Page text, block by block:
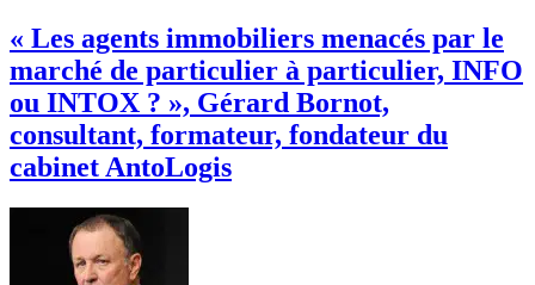
« Les agents immobiliers menacés par le
marché de particulier à particulier, INFO
ou INTOX ? », Gérard Bornot,
consultant, formateur, fondateur du
cabinet AntoLogis